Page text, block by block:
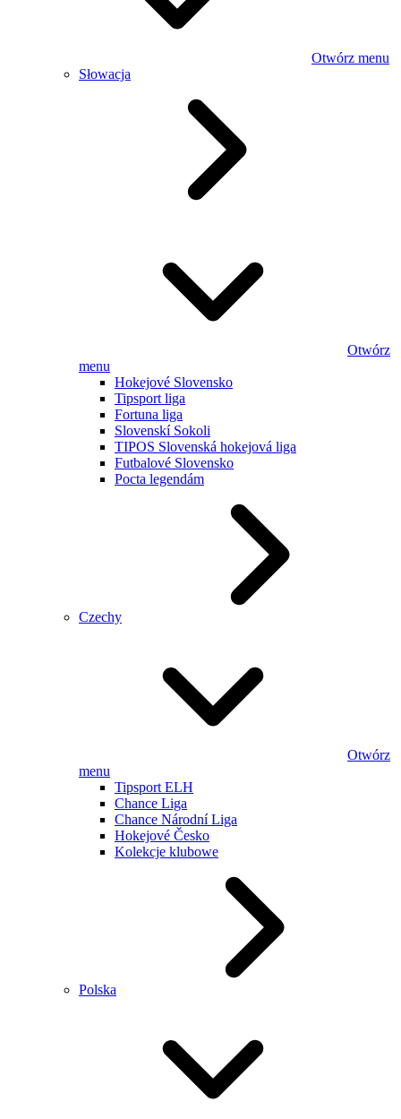
Otwórz menu
Słowacja
Otwórz
menu
Hokejové Slovensko
Tipsport liga
Fortuna liga
Slovenskí Sokoli
TIPOS Slovenská hokejová liga
Futbalové Slovensko
Pocta legendám
Czechy
Otwórz
menu
Tipsport ELH
Chance Liga
Chance Národní Liga
Hokejové Česko
Kolekcje klubowe
Polska